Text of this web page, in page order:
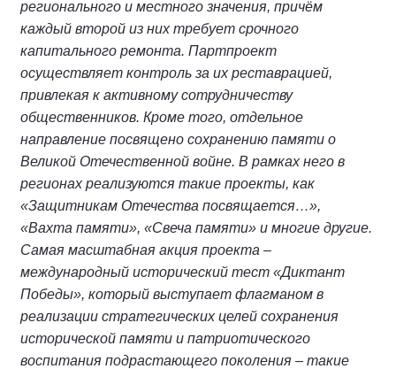
регионального и местного значения, причём
каждый второй из них требует срочного
капитального ремонта. Партпроект
осуществляет контроль за их реставрацией,
привлекая к активному сотрудничеству
общественников. Кроме того, отдельное
направление посвящено сохранению памяти о
Великой Отечественной войне. В рамках него в
регионах реализуются такие проекты, как
«Защитникам Отечества посвящается…»,
«Вахта памяти», «Свеча памяти» и многие другие.
Самая масштабная акция проекта –
международный исторический тест «Диктант
Победы», который выступает флагманом в
реализации стратегических целей сохранения
исторической памяти и патриотического
воспитания подрастающего поколения – такие